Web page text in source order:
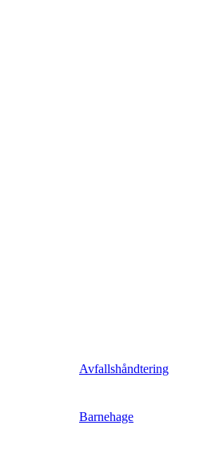
Avfallshåndtering
Barnehage